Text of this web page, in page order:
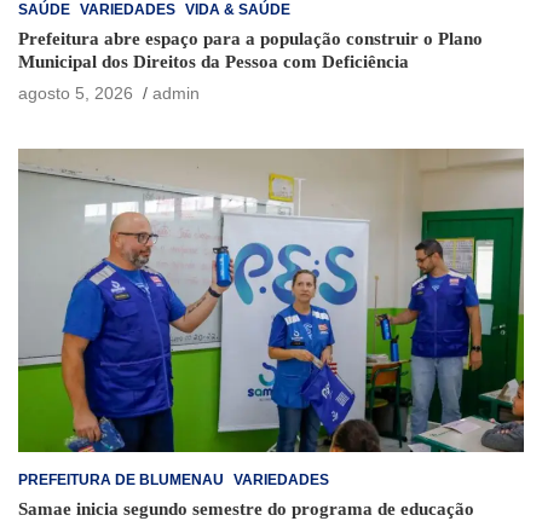
SAÚDE VARIEDADES VIDA & SAÚDE
Prefeitura abre espaço para a população construir o Plano
Municipal dos Direitos da Pessoa com Deficiência
agosto 5, 2026
admin
PREFEITURA DE BLUMENAU VARIEDADES
Samae inicia segundo semestre do programa de educação